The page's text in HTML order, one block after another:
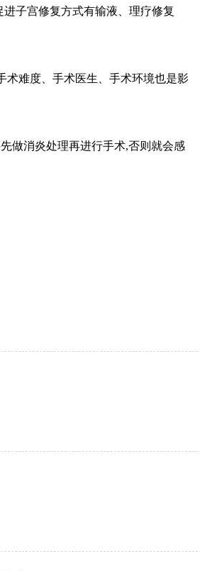
子宫修复方式有输液、理疗修复
难度、手术医生、手术环境也是影
做消炎处理再进行手术,否则就会感